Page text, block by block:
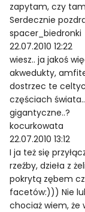
zapytam, czy
Serdecznie
spacer_biedronki
22.07.2010 12:22
wiesz.. ja jakoś
akwedukty,
dostrzec te
częściach
gigantyczne..?
kocurkowata
22.07.2010 13:12
I ja też się
rzeźby, dzieła z
pokrytą zębem
facetów:))) Nie
chociaż wiem, że